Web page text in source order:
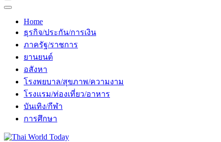
Home
ธุรกิจ/ประกัน/การเงิน
ภาครัฐ/ราชการ
ยานยนต์
อสังหา
โรงพยบาล/สุขภาพ/ความงาม
โรงแรม/ท่องเที่ยว/อาหาร
บันเทิง/กีฬา
การศึกษา